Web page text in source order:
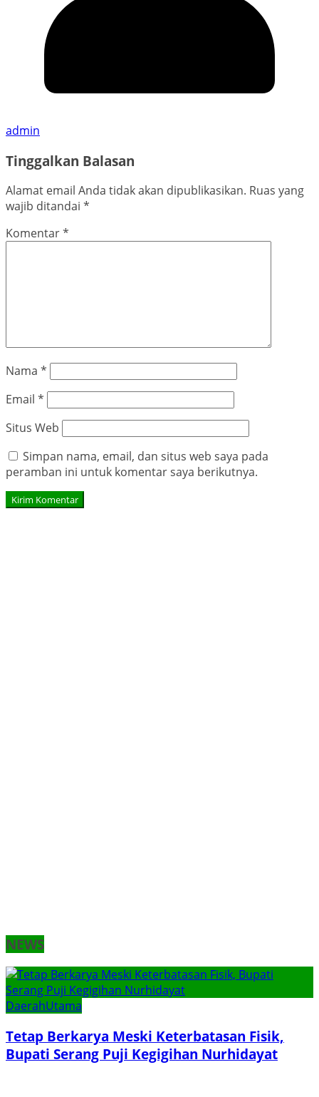
admin
Tinggalkan Balasan
Alamat email Anda tidak akan dipublikasikan. Ruas yang
wajib ditandai *
Komentar*
Nama *
Email *
Situs Web
Simpan nama, email, dan situs web saya pada
peramban ini untuk komentar saya berikutnya.
NEWS
DaerahUtama
Tetap Berkarya Meski Keterbatasan Fisik,
Bupati Serang Puji Kegigihan Nurhidayat